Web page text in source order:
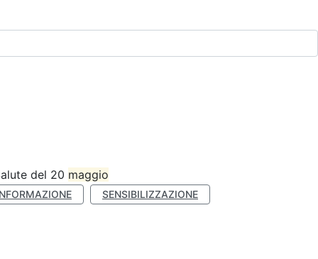
del 20 maggio
SENSIBILIZZAZIONE